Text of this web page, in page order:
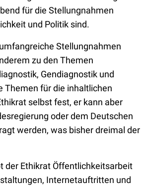
für die Stellungnahmen
und Politik sind.
Stellungnahmen
zu den Themen
Gendiagnostik und
Themen für die inhaltlichen
selbst fest, er kann aber
oder dem Deutschen
werden, was bisher dreimal der
der Ethikrat Öffentlichkeitsarbeit
Internetauftritten und